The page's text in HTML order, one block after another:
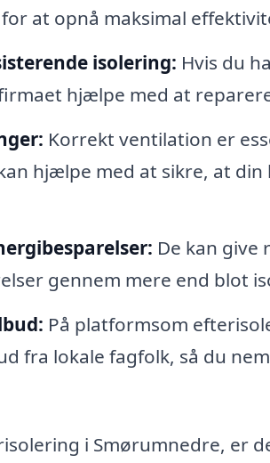
at opnå maksimal
isolering: Hvis du
hjælpe med at
Korrekt ventilation er
hjælpe med at sikre, at
De kan give
gennem mere end blot
På platformsom
fra lokale fagfolk, så du
i Smørumnedre, er